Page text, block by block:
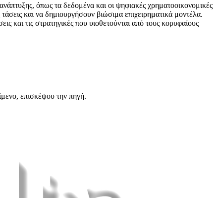
όπως τα δεδομένα και οι ψηφιακές χρηματοοικονομικές
και να δημιουργήσουν βιώσιμα επιχειρηματικά μοντέλα.
και τις στρατηγικές που υιοθετούνται από τους κορυφαίους
επισκέψου την πηγή.